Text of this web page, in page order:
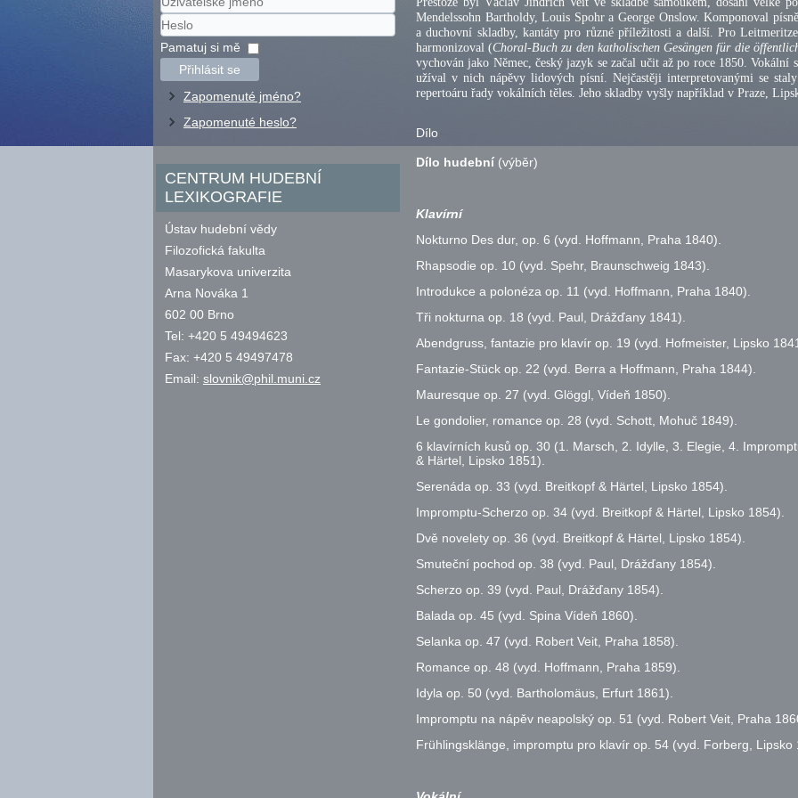
Uživatelské
jméno
Heslo
Pamatuj si mě
Přihlásit se
Zapomenuté jméno?
Zapomenuté heslo?
CENTRUM HUDEBNÍ
LEXIKOGRAFIE
Ústav hudební vědy
Filozofická fakulta
Masarykova univerzita
Arna Nováka 1
602 00 Brno
Tel: +420 5 49494623
Fax: +420 5 49497478
Email: slovnik@phil.muni.cz
Mendelssohn Bartholdy, Louis Spohr a George Onslow. Komponoval
a duchovní skladby, kantáty pro různé příležitosti a další. Pro
harmonizoval (Choral-Buch zu den katholischen Gesängen für die
vychován jako Němec, český jazyk se začal učit až po roce 1850. Vokální
užíval v nich nápěvy lidových písní. Nejčastěji interpretovanými se
repertoáru řady vokálních těles. Jeho skladby vyšly například v Praze,
Dílo
Dílo hudební (výběr)
Klavírní
Nokturno Des dur, op. 6 (vyd.
Hoffmann, Praha 1840).
Rhapsodie op. 10 (vyd.
Spehr, Braunschweig 1843).
Introdukce a polonéza op. 11 (vyd.
Hoffmann, Praha 1840).
Tři nokturna op. 18 (vyd.
Paul, Drážďany 1841).
Abendgruss, fantazie pro klavír op. 19 (vyd.
Hofmeister, Lipsko
Fantazie-Stück op. 22 (vyd.
Berra a Hoffmann, Praha 1844).
Mauresque op. 27 (vyd. Glöggl, Vídeň 1850).
Le gondolier, romance op. 28 (vyd.
Schott, Mohuč 1849).
6 klavírních kusů op. 30 (1. Marsch, 2. Idylle, 3. Elegie, 4.
& Härtel, Lipsko 1851).
Serenáda op. 33 (vyd.
Breitkopf & Härtel, Lipsko 1854).
Impromptu-Scherzo op. 34 (vyd.
Breitkopf & Härtel, Lipsko 1854).
Dvě novelety op. 36 (vyd.
Breitkopf & Härtel, Lipsko 1854).
Smuteční pochod op. 38 (vyd.
Paul, Drážďany 1854).
Scherzo op. 39 (vyd.
Paul, Drážďany 1854).
Balada op. 45 (vyd.
Spina Vídeň 1860).
Selanka op. 47 (vyd.
Robert Veit, Praha 1858).
Romance op. 48 (vyd.
Hoffmann, Praha 1859).
Idyla op. 50 (vyd.
Bartholomäus, Erfurt 1861).
Impromptu na nápěv neapolský op. 51 (vyd.
Robert Veit, Praha
Frühlingsklänge, impromptu pro klavír op. 54 (vyd. Forberg, Lipsko